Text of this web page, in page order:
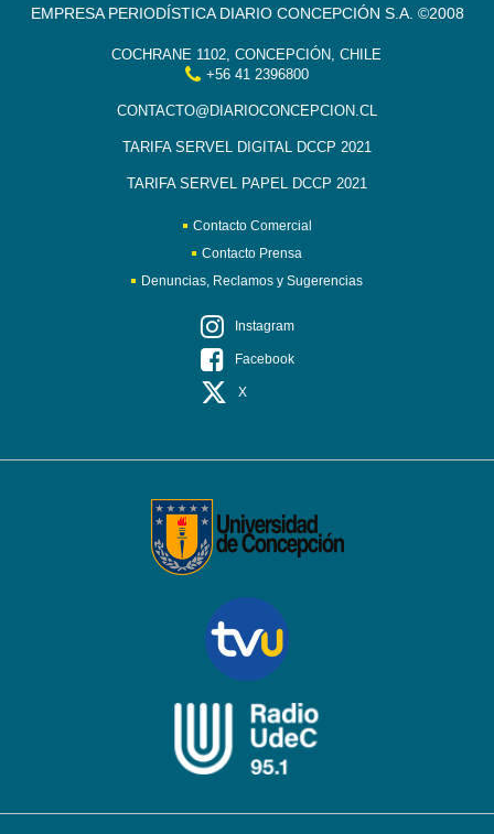
EMPRESA PERIODÍSTICA DIARIO CONCEPCIÓN S.A. ©2008
COCHRANE 1102, CONCEPCIÓN, CHILE
+56 41 2396800
CONTACTO@DIARIOCONCEPCION.CL
TARIFA SERVEL DIGITAL DCCP 2021
TARIFA SERVEL PAPEL DCCP 2021
Contacto Comercial
Contacto Prensa
Denuncias, Reclamos y Sugerencias
Instagram
Facebook
X